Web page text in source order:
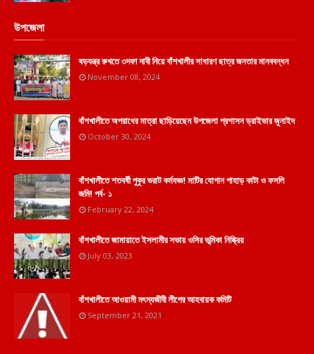
উপজেলা
ষড়যন্ত্র রুখতে ৩দফা দাবী নিয়ে বাঁশখালীর সাধারণ ছাত্র জনতার মানববন্ধন
November 08, 2024
বাঁশখালীতে অপরাধের মাত্রা ছাড়িয়েছেন উপজেলা প্রশাসন ড্রাইভার জুনাইদ
October 30, 2024
বাঁশখালীতে শতবর্ষী পুকুর ভরাট কর্মযজ্ঞ! মাটির যোগান পাহাড় কাটা ও ফসলি
জমি! পর্ব- ১
February 22, 2024
বাঁশখালীতে জামায়াতে ইসলামীর সভায় ওসির ভূমিকা নিষ্ক্রিয়
July 03, 2023
বাঁশখালীতে আওয়ামী মৎস্যজীবী লীগের আহবায়ক কমিটি
September 21, 2021